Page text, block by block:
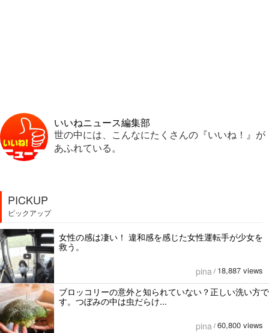
いいねニュース編集部
世の中には、こんなにたくさんの『いいね！』が
あふれている。
PICKUP
ピックアップ
女性の感は凄い！ 違和感を感じた女性運転手が少女を
救う。
pina / 18,887 views
ブロッコリーの意外と知られていない？正しい洗い方で
す。つぼみの中は虫だらけ...
pina / 60,800 views